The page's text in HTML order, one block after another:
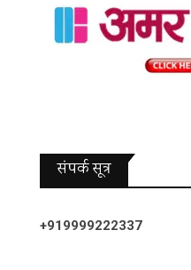
संपर्क सूत्र
+919999222337